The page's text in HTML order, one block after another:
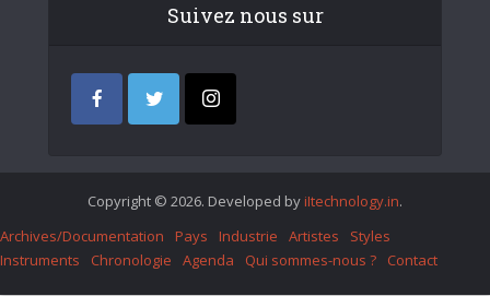
Suivez nous sur
Copyright © 2026. Developed by iItechnology.in.
Archives/Documentation
Pays Industrie Artistes
Styles
Instruments
Chronologie Agenda Qui sommes-nous ? Contact